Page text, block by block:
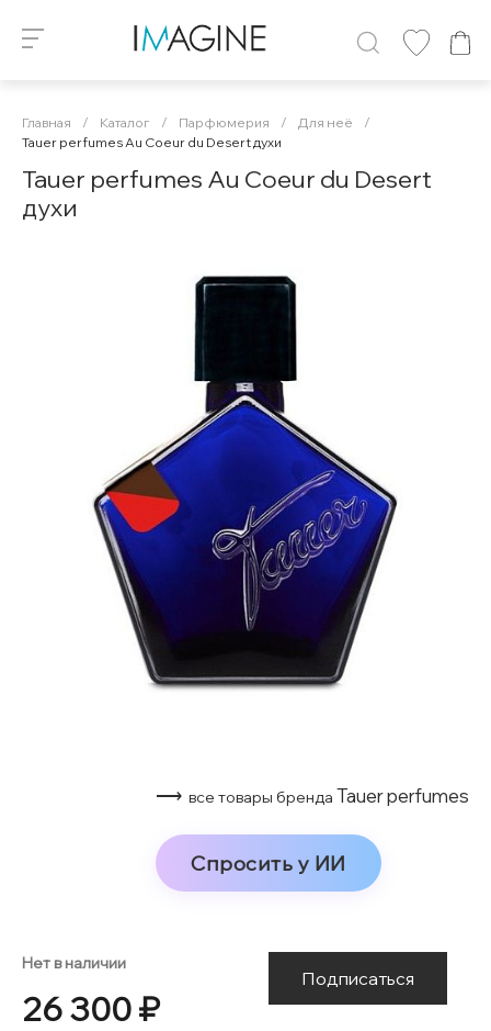
Главная / Каталог / Парфюмерия / Для неё
/
Tauer perfumes Au Coeur du Desert духи
Tauer perfumes Au Coeur du Desert
духи
⟶ все товары бренда Tauer perfumes
Спросить у ИИ
Нет в наличии
26 300 ₽
Подписаться